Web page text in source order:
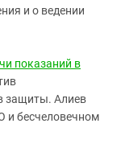
и о ведении
показаний в
защиты. Алиев
и бесчеловечном